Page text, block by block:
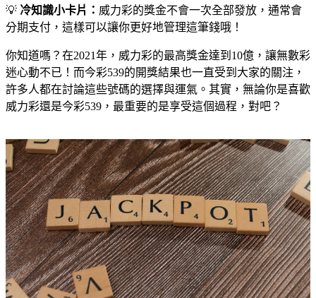
💡 冷知識小卡片： 威力彩的獎金不會一次全部發放，通常會
分期支付，這樣可以讓你更好地管理這筆錢哦！
你知道嗎？在2021年，威力彩的最高獎金達到10億，讓無數彩
迷心動不已！而今彩539的開獎結果也一直受到大家的關注，
許多人都在討論這些號碼的選擇與運氣。其實，無論你是喜歡
威力彩還是今彩539，最重要的是享受這個過程，對吧？